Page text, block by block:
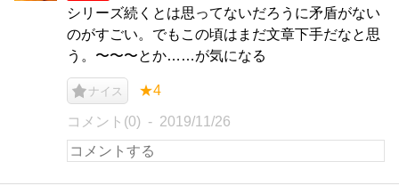
シリーズ続くとは思ってないだろうに矛盾がない
のがすごい。でもこの頃はまだ文章下手だなと思
う。〜〜〜とか……が気になる
ナイス ★4
コメント(0) 2019/11/26